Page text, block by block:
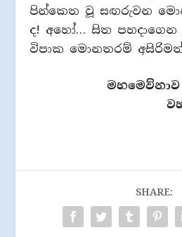
පින්කෙත වූ සඟරුවන
ද! අහෝ… සිත පහදාගෙන
විපාක මොනතරම්
SHARE: